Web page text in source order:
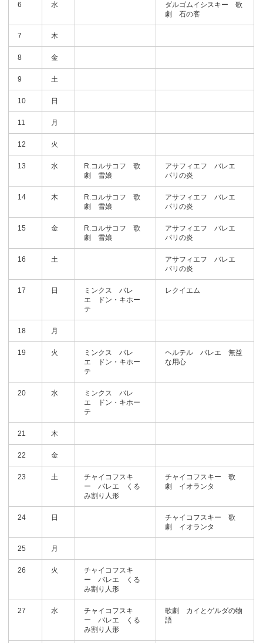
6 水
ダルゴムイシスキー 歌
劇 石の客
7 木
8 金
9 土
10 日
11 月
12 火
13 水
R.コルサコフ 歌
劇 雪娘
アサフィエフ バレエ
パリの炎
14 木
R.コルサコフ 歌
劇 雪娘
アサフィエフ バレエ
パリの炎
15 金
R.コルサコフ 歌
劇 雪娘
アサフィエフ バレエ
パリの炎
16 土
アサフィエフ バレエ
パリの炎
17 日
ミンクス バレ
エ ドン・キホー
テ
レクイエム
18 月
19 火
ミンクス バレ
エ ドン・キホー
テ
ヘルテル バレエ 無益
な用心
20 水
ミンクス バレ
エ ドン・キホー
テ
21 木
22 金
23 土
チャイコフスキ
ー バレエ くる
み割り人形
チャイコフスキー 歌
劇 イオランタ
24 日
チャイコフスキー 歌
劇 イオランタ
25 月
26 火
チャイコフスキ
ー バレエ くる
み割り人形
27 水
チャイコフスキ
ー バレエ くる
み割り人形
歌劇 カイとゲルダの物
語